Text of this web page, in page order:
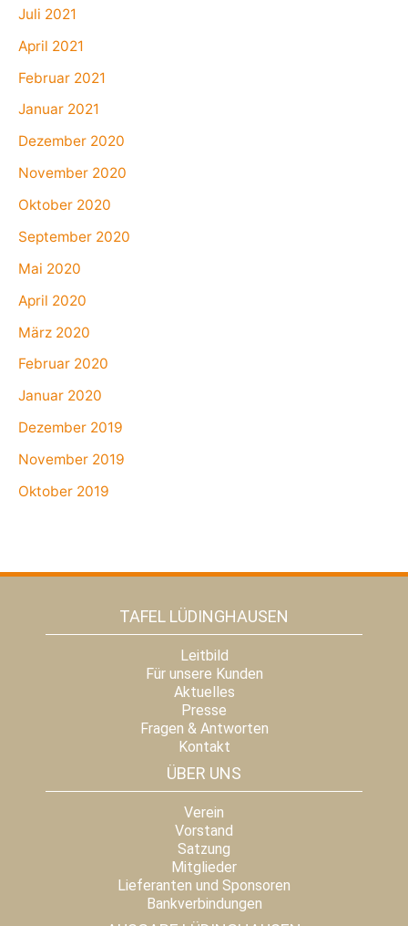
Juli 2021
April 2021
Februar 2021
Januar 2021
Dezember 2020
November 2020
Oktober 2020
September 2020
Mai 2020
April 2020
März 2020
Februar 2020
Januar 2020
Dezember 2019
November 2019
Oktober 2019
TAFEL LÜDINGHAUSEN
Leitbild
Für unsere Kunden
Aktuelles
Presse
Fragen & Antworten
Kontakt
ÜBER UNS
Verein
Vorstand
Satzung
Mitglieder
Lieferanten und Sponsoren
Bankverbindungen